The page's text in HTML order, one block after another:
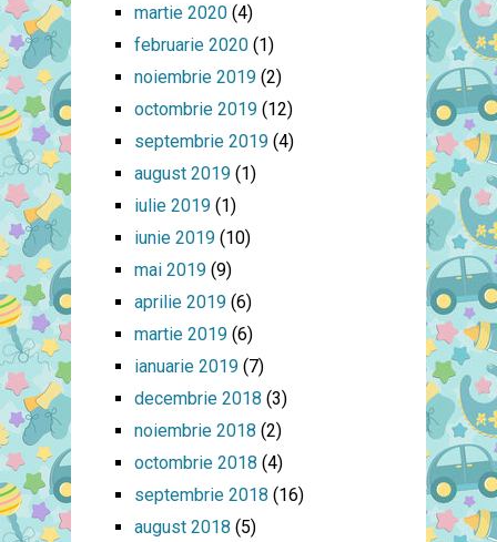
martie 2020(4)
februarie 2020(1)
noiembrie 2019(2)
octombrie 2019(12)
septembrie 2019(4)
august 2019(1)
iulie 2019(1)
iunie 2019(10)
mai 2019(9)
aprilie 2019(6)
martie 2019(6)
ianuarie 2019(7)
decembrie 2018 (3)
noiembrie 2018 (2)
octombrie 2018 (4)
septembrie 2018 (16)
august 2018 (5)